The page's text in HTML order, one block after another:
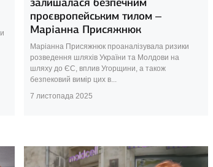
проєвропейським тилом –
Маріанна Присяжнюк
Маріанна Присяжнюк проаналізувала ризики
розведення шляхів України та Молдови на
шляху до ЄС, вплив Угорщини, а також
безпековий вимір цих в...
7 листопада 2025